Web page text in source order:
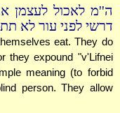
ה''מ לאכול לעצמן
דרשי לפני עור לא
eat. They do
they expound "v'Lifnei
meaning (to forbid
person. They allow